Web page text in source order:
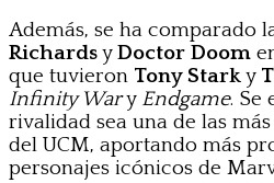
Además, se ha comparado
RichardsyDoctor Doom
que tuvieron Tony Starky
Infinity Wary Endgame. Se
rivalidad sea una de las
del UCM, aportando más
personajes icónicos de